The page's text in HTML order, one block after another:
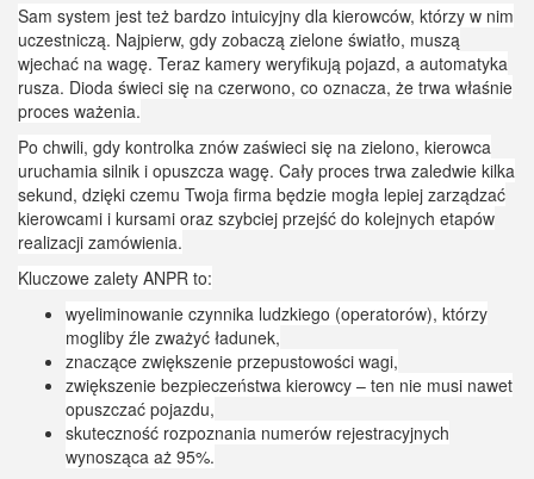
Sam system jest też bardzo intuicyjny dla kierowców, którzy w nim
uczestniczą. Najpierw, gdy zobaczą zielone światło, muszą
wjechać na wagę. Teraz kamery weryfikują pojazd, a automatyka
rusza. Dioda świeci się na czerwono, co oznacza, że trwa właśnie
proces ważenia.
Po chwili, gdy kontrolka znów zaświeci się na zielono, kierowca
uruchamia silnik i opuszcza wagę. Cały proces trwa zaledwie kilka
sekund, dzięki czemu Twoja firma będzie mogła lepiej zarządzać
kierowcami i kursami oraz szybciej przejść do kolejnych etapów
realizacji zamówienia.
Kluczowe zalety ANPR to:
wyeliminowanie czynnika ludzkiego (operatorów), którzy
mogliby źle zważyć ładunek,
znaczące zwiększenie przepustowości wagi,
zwiększenie bezpieczeństwa kierowcy – ten nie musi nawet
opuszczać pojazdu,
skuteczność rozpoznania numerów rejestracyjnych
wynosząca aż 95%.